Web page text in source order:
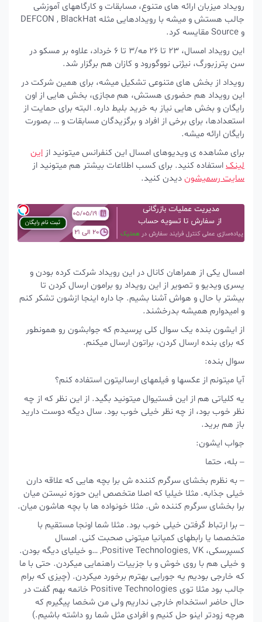
رویداد میزبان ارائه های متنوع، مسابقات و کارگاههای آموزشی
جالب هستش و میشه با رویدادهایی مثله DEFCON , BlackHat
این رویداد امسال، 23 تا 26 مه/3 تا 6 خرداد، علاوه بر مسکو در
سن پترزبورگ، نیژنی نووگورود و کازان هم برگزار شد.
رویداد از بخش های متنوعی تشکیل میشه، برای همین شرکت در
این رویداد هم حضوری هستش، هم مجازی، بخش هایی از اون
رایگان و بخش هایی نیاز به خرید بلیط داره. البته برای حمایت از
استعدادها، برای برخی از افراد و برگزیدگان مسابقات و … بصورت
رایگان ارائه میشه.
برای مشاهده ی ویدیوهای امسال این کنفرانس میتونید ازاین
لینکاستفاده کنید. برای کسب اطلاعات بیشتر هم میتونید از
سایت رسمیشوندیدن کنید.
امسال یکی از همراهان کانال در این رویداد شرکت کرده بودن و
یسری ویدیو و تصویر از این رویداد رو برامون ارسال کردن تا
بیشتر با حال و هواش آشنا بشیم. جا داره اینجا ازشون تشکر کنم
و امیدوارم همیشه بدرخشند.
از ایشون بنده یک سوال کلی پرسیدم که جوابشون رو همونطور
که برای بنده ارسال کردن، براتون ارسال میکنم.
سوال بنده:
آیا میتونم از عکسها و فیلمهای ارسالیتون استفاده کنم؟
یه کلیاتی هم از این فستیوال میتونید بگید. از این نظر که از چه
نظر خوب بود، از چه نظر خیلی خوب بود. سال دیگه دوست دارید
باز هم برید.
جواب ایشون:
– بله، حتما
– به نظرم بخشای سرگرم کننده ش برا بچه هایی که علاقه دارن
خیلی جذابه. مثلا خیلیا که اصلا متخصص این حوزه نیستن میان
برا بخشای سرگرم کننده ش. مثلا خونواده ها با بچه هاشون میان.
– برا ارتباط گرفتن خیلی خوب بود. مثلا شما اونجا مستقیم با
متخصصا یا رابطهای کمپانیا میتونی صحبت کنی. امسال
کسپرسکی، Positive Technologies, VK, …و خیلیای دیگه بودن.
و خیلی هم با روی خوش و با جزییات راهنمایی میکردن. حتی با ما
که خارجی بودیم یه جورایی بهترم برخورد میکردن. (چیزی که برام
جالب بود مثلا توی Positive Technologies خانمه بهم گفت در
حال حاضر استخدام خارجی نداریم ولی من شخصا پیگیرم که
هرچه زودتر اینو حل کنیم و افرادی مثل شما رو داشته باشیم.)